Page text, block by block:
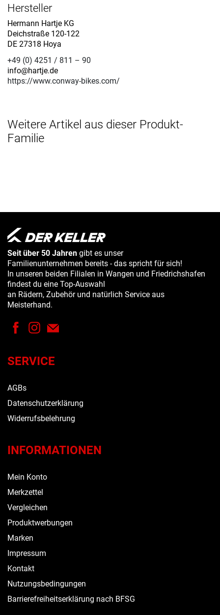
Hersteller
Hermann Hartje KG
Deichstraße 120-122
DE 27318 Hoya
+49 (0) 4251 / 811 – 90
info@hartje.de
https://www.conway-bikes.com/
Weitere Artikel aus dieser Produkt-
Familie
Seit über 50 Jahren gibt es unser
Familienunternehmen bereits - das spricht für sich!
In unseren beiden Filialen in Wangen und Friedrichshafen
findest du eine Top-Auswahl
an Rädern, Zubehör und natürlich Service aus
Meisterhand.
SERVICE
AGBs
Datenschutzerklärung
Widerrufsbelehrung
INFORMATIONEN
Mein Konto
Merkzettel
Vergleichen
Produktwerbungen
Marken
Impressum
Kontakt
Nutzungsbedingungen
Barrierefreiheitserklärung nach BFSG